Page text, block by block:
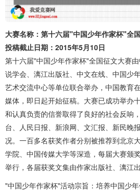
大赛名称：第十六届"中国少年作家杯"全
投稿截止日期：2015年5月10日
第十六届"中国少年作家杯"全国征文大赛
说学会、漓江出版社、中文在线、中国少
艺术交流中心等单位联合举办，中国教育
媒体，即日起开始征稿。大赛已成功举办
和认真负责的信誉取得了良好的社会反响
台、人民日报、新浪网、文汇报、新民晚
况。一百多名获奖作者分别被推荐到北京
学院、中国传媒大学等深造，每届大赛颁
举行，各届获奖文集由作家出版社、漓江
"中国少年作家杯"活动宗旨：培养中国少